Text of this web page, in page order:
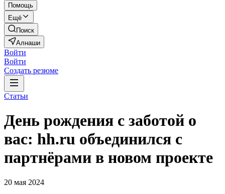
Помощь
Ещё
Поиск
Алнаши
Войти
Войти
Создать резюме
Статьи
День рождения с заботой о
вас: hh.ru объединился с
партнёрами в новом проекте
20 мая 2024